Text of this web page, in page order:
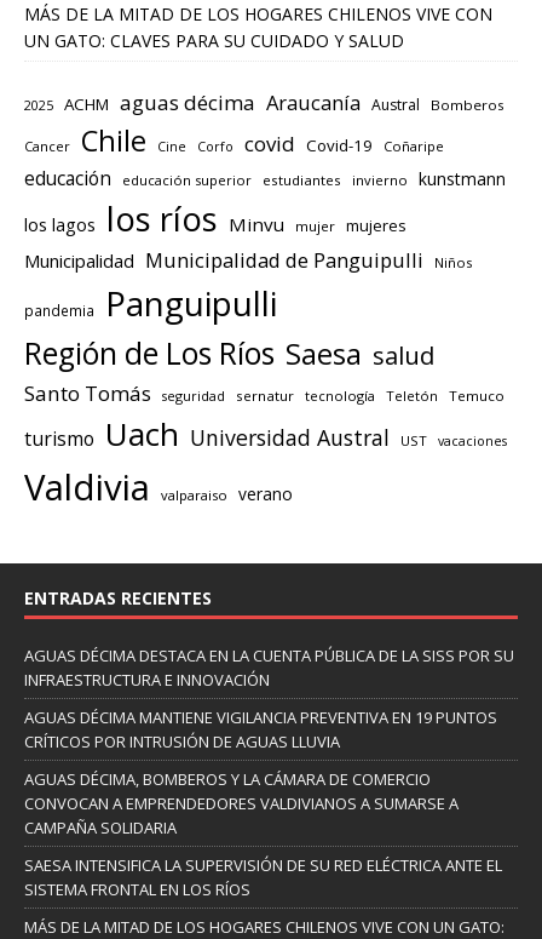
MÁS DE LA MITAD DE LOS HOGARES CHILENOS VIVE CON
UN GATO: CLAVES PARA SU CUIDADO Y SALUD
2025 ACHM aguas décima Araucanía Austral Bomberos
Cancer Chile Cine Corfo covid Covid-19 Coñaripe
educación educación superior estudiantes invierno kunstmann
los lagos los ríos Minvu mujer mujeres
Municipalidad Municipalidad de Panguipulli Niños
pandemia Panguipulli
Región de Los Ríos Saesa salud
Santo Tomás seguridad sernatur tecnología Teletón Temuco
turismo Uach Universidad Austral UST vacaciones
Valdivia valparaiso verano
ENTRADAS RECIENTES
AGUAS DÉCIMA DESTACA EN LA CUENTA PÚBLICA DE LA SISS POR SU
INFRAESTRUCTURA E INNOVACIÓN
AGUAS DÉCIMA MANTIENE VIGILANCIA PREVENTIVA EN 19 PUNTOS
CRÍTICOS POR INTRUSIÓN DE AGUAS LLUVIA
AGUAS DÉCIMA, BOMBEROS Y LA CÁMARA DE COMERCIO
CONVOCAN A EMPRENDEDORES VALDIVIANOS A SUMARSE A
CAMPAÑA SOLIDARIA
SAESA INTENSIFICA LA SUPERVISIÓN DE SU RED ELÉCTRICA ANTE EL
SISTEMA FRONTAL EN LOS RÍOS
MÁS DE LA MITAD DE LOS HOGARES CHILENOS VIVE CON UN GATO: